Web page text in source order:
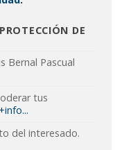
DE
Bernal Pascual
tus
+info...
del interesado.